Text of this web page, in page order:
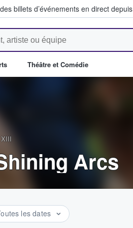
billets d’événements en direct
fans achètent et
Théâtre et Comédie
Arcs
les dates